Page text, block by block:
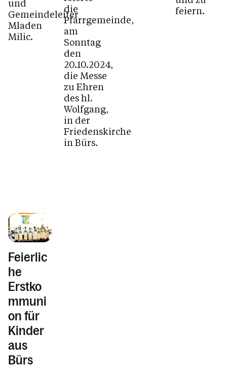
und
Gemeindeleiter
Mladen
Milic.
die
Pfarrgemeinde,
am
Sonntag
den
20.10.2024,
die Messe
zu Ehren
des hl.
Wolfgang,
in der
Friedenskirche
in Bürs.
feiern.
Feierlic
he
Erstko
mmuni
on für
Kinder
aus
Bürs